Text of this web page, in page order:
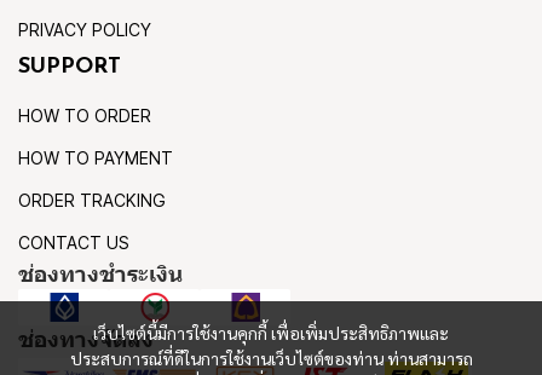
เว็บไซต์นี้มีการใช้งานคุกกี้ เพื่อเพิ่มประสิทธิภาพและ
ประสบการณ์ที่ดีในการใช้งานเว็บไซต์ของท่าน ท่านสามารถ
PRIVACY POLICY
SUPPORT
HOW TO ORDER
HOW TO PAYMENT
ORDER TRACKING
CONTACT US
ช่องทางชำระเงิน
ช่องทางจัดส่ง